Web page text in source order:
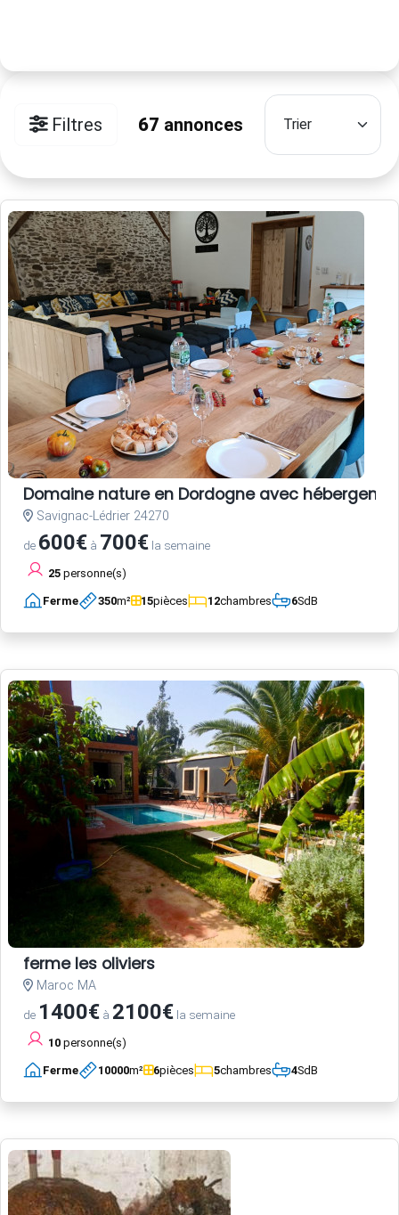
Filtres 67 annonces
Domaine nature en Dordogne avec
Savignac-Lédrier 24270
de 600€ à 700€ la semaine
25 personne(s)
Ferme 350m² 15pièces 12chambres 6SdB
ferme les oliviers
Maroc MA
de 1400€ à 2100€ la semaine
10 personne(s)
Ferme 10000m² 6pièces 5chambres 4SdB